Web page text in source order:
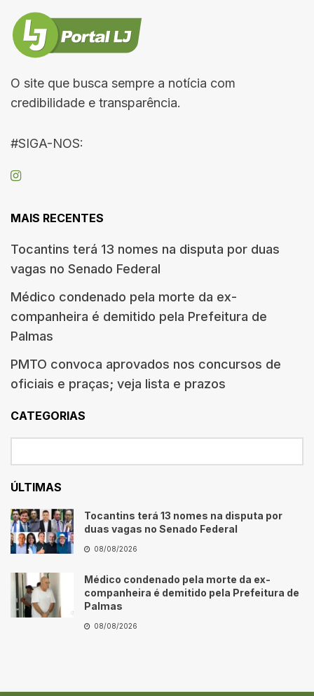
O site que busca sempre a notícia com
credibilidade e transparência.
#SIGA-NOS:
MAIS RECENTES
Tocantins terá 13 nomes na disputa por duas
vagas no Senado Federal
Médico condenado pela morte da ex-
companheira é demitido pela Prefeitura de
Palmas
PMTO convoca aprovados nos concursos de
oficiais e praças; veja lista e prazos
CATEGORIAS
ÚLTIMAS
Tocantins terá 13 nomes na disputa por
duas vagas no Senado Federal
08/08/2026
Médico condenado pela morte da ex-
companheira é demitido pela Prefeitura de
Palmas
08/08/2026